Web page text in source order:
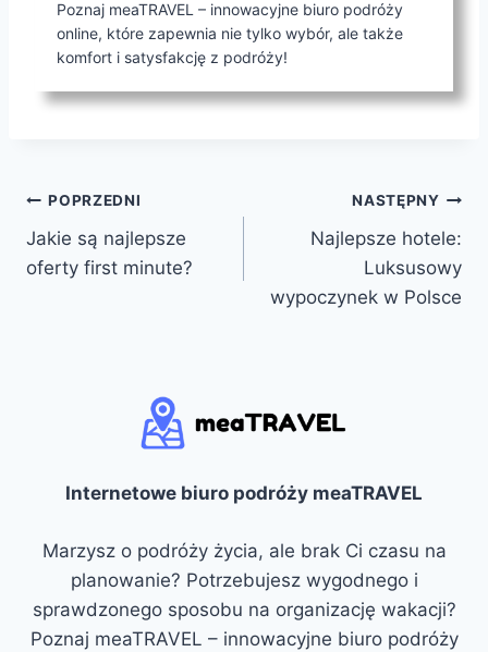
Poznaj meaTRAVEL – innowacyjne biuro podróży
online, które zapewnia nie tylko wybór, ale także
komfort i satysfakcję z podróży!
Nawigacja
wpisu
POPRZEDNI
Jakie są najlepsze
oferty first minute?
NASTĘPNY
Najlepsze hotele:
Luksusowy
wypoczynek w Polsce
Internetowe biuro podróży meaTRAVEL
Marzysz o podróży życia, ale brak Ci czasu na
planowanie? Potrzebujesz wygodnego i
sprawdzonego sposobu na organizację wakacji?
Poznaj meaTRAVEL – innowacyjne biuro podróży